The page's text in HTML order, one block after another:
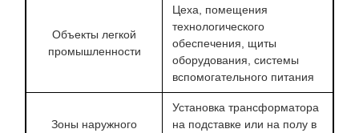
Объекты легкой
промышленности
Цеха, помещения
технологического
обеспечения, щиты
оборудования, системы
вспомогательного питания
Зоны наружного
Установка трансформатора
на подставке или на полу в